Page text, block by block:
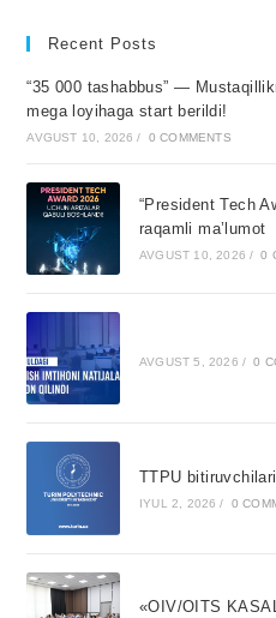
Recent Posts
“35 000 tashabbus” —
mega loyihaga start berildi!
AVGUST 10, 2026 / 0 COMMENTS
“President Tech
raqamli ma’lumot
AVGUST 10, 2026 / 0
AVGUST 5, 2026 / 0
TTPU
IYUL 2, 2026 / 0
«OIV/OITS